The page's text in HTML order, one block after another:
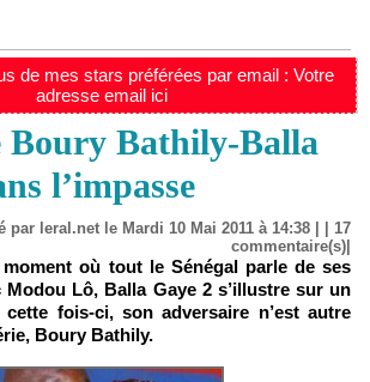
de mes stars préférées par email : Votre
adresse email ici
Boury Bathily-Balla
l’impasse
par leral.net le Mardi 10 Mai 2011 à 14:38 | | 17
commentaire(s)|
où tout le Sénégal parle de ses
Modou Lô, Balla Gaye 2 s’illustre sur un
fois-ci, son adversaire n’est autre
Boury Bathily.